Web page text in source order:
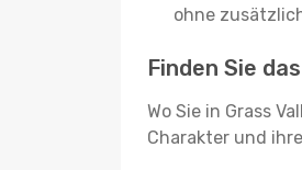
ohne
Finden Sie
Wo Sie in Grass
Charakter und